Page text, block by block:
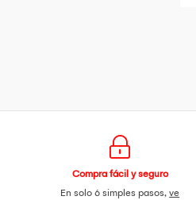
Compra fácil y seguro
En solo 6 simples pasos,ve